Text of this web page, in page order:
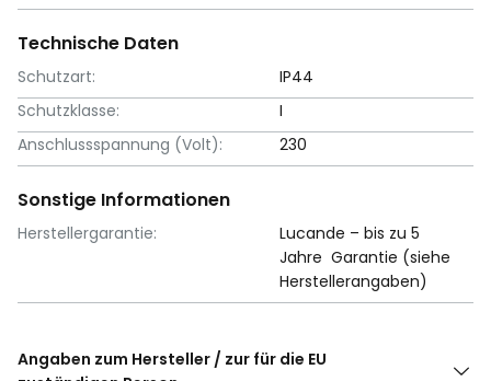
Technische Daten
Schutzart:
IP44
Schutzklasse:
I
Anschlussspannung (Volt):
230
Sonstige Informationen
Herstellergarantie:
Lucande – bis zu 5
Jahre Garantie (siehe
Herstellerangaben)
Angaben zum Hersteller / zur für die EU